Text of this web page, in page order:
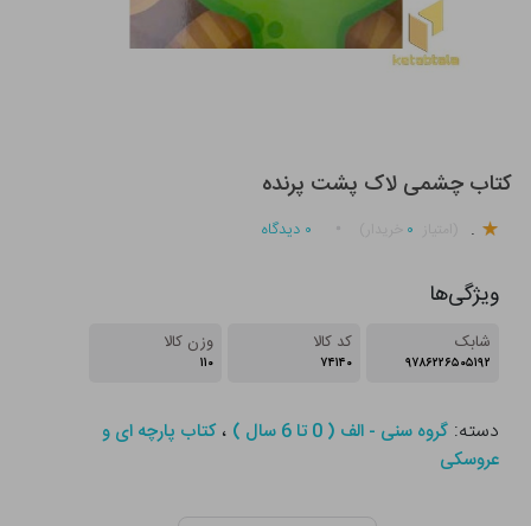
کتاب چشمی لاک پشت پرنده
. ۰ ۰ دیدگاه
ویژگی‌ها
شابک
۹۷۸۶۲۲۶۵۰۵۱۹۲
کد کالا
۷۴۱۴۰
وزن کالا
۱۱۰
دسته:گروه سنی - الف ( 0 تا 6 سال ) ،کتاب پارچه ای و
عروسکی